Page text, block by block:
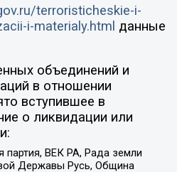
terroristicheskie-i-
i-materialy.html данные
объединений и
в отношении
вступившее в
о ликвидации или
партия, ВЕК РА, Рада земли
Державы Русь, Община